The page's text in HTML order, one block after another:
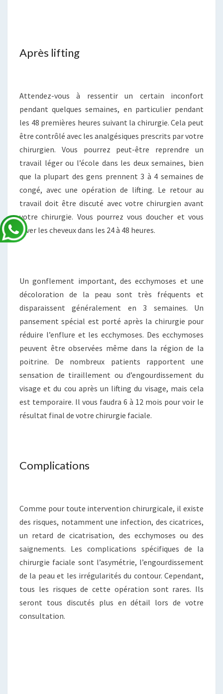
Après lifting
Attendez-vous à ressentir un certain inconfort
pendant quelques semaines, en particulier pendant
les 48 premières heures suivant la chirurgie. Cela peut
être contrôlé avec les analgésiques prescrits par votre
chirurgien. Vous pourrez peut-être reprendre un
travail léger ou l’école dans les deux semaines, bien
que la plupart des gens prennent 3 à 4 semaines de
congé, avec une opération de lifting. Le retour au
travail doit être discuté avec votre chirurgien avant
votre chirurgie. Vous pourrez vous doucher et vous
laver les cheveux dans les 24 à 48 heures.
Un gonflement important, des ecchymoses et une
décoloration de la peau sont très fréquents et
disparaissent généralement en 3 semaines. Un
pansement spécial est porté après la chirurgie pour
réduire l’enflure et les ecchymoses. Des ecchymoses
peuvent être observées même dans la région de la
poitrine. De nombreux patients rapportent une
sensation de tiraillement ou d’engourdissement du
visage et du cou après un lifting du visage, mais cela
est temporaire. Il vous faudra 6 à 12 mois pour voir le
résultat final de votre chirurgie faciale.
Complications
Comme pour toute intervention chirurgicale, il existe
des risques, notamment une infection, des cicatrices,
un retard de cicatrisation, des ecchymoses ou des
saignements. Les complications spécifiques de la
chirurgie faciale sont l’asymétrie, l’engourdissement
de la peau et les irrégularités du contour. Cependant,
tous les risques de cette opération sont rares. Ils
seront tous discutés plus en détail lors de votre
consultation.